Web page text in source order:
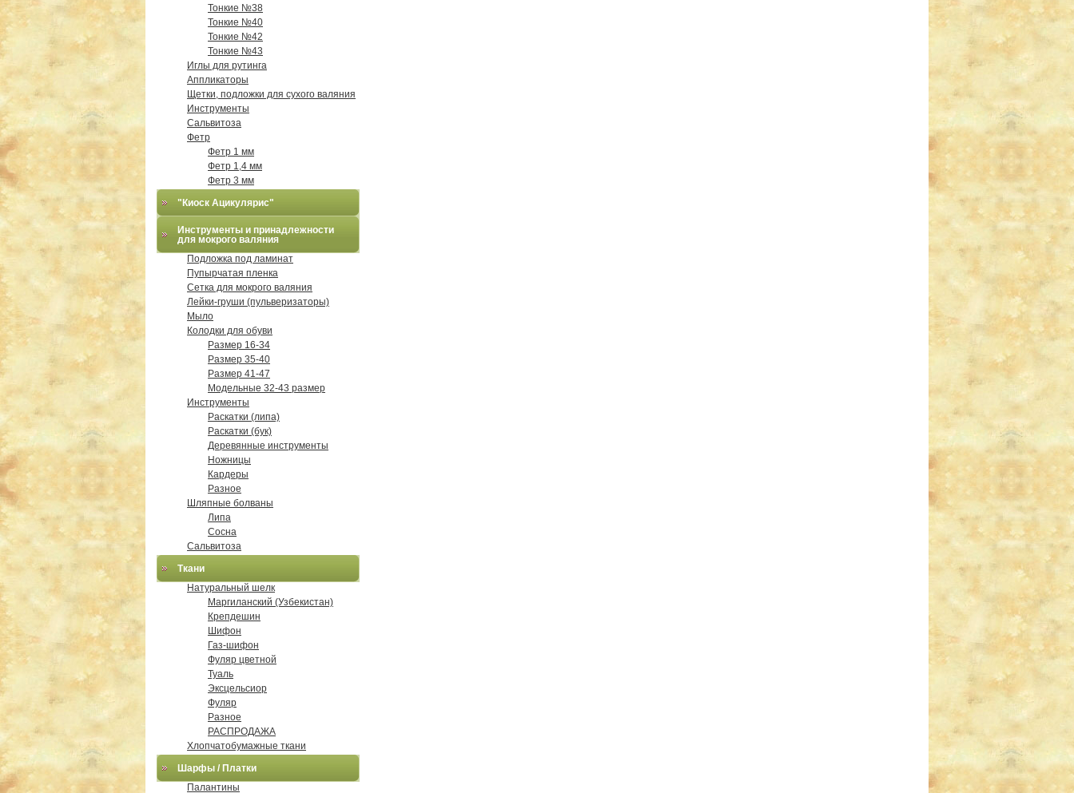
Тонкие №38
Тонкие №40
Тонкие №42
Тонкие №43
Иглы для рутинга
Аппликаторы
Щетки, подложки для сухого валяния
Инструменты
Сальвитоза
Фетр
Фетр 1 мм
Фетр 1,4 мм
Фетр 3 мм
"Киоск Ацикулярис"
Инструменты и принадлежности
для мокрого валяния
Подложка под ламинат
Пупырчатая пленка
Сетка для мокрого валяния
Лейки-груши (пульверизаторы)
Мыло
Колодки для обуви
Размер 16-34
Размер 35-40
Размер 41-47
Модельные 32-43 размер
Инструменты
Раскатки (липа)
Раскатки (бук)
Деревянные инструменты
Ножницы
Кардеры
Разное
Шляпные болваны
Липа
Сосна
Сальвитоза
Ткани
Натуральный шелк
Маргиланский (Узбекистан)
Крепдешин
Шифон
Газ-шифон
Фуляр цветной
Туаль
Эксцельсиор
Фуляр
Разное
РАСПРОДАЖА
Хлопчатобумажные ткани
Шарфы / Платки
Палантины